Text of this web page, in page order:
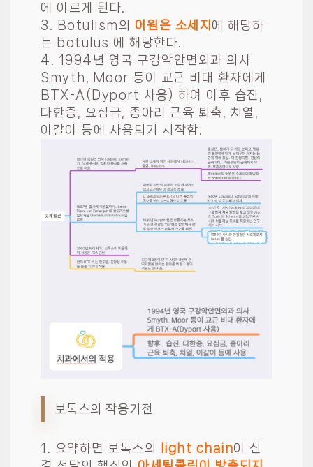
에 이르게 된다.
3. Botulism의
어원은 소세지 에 해당하
는 botulus 에 해당한다.
4. 1994 년 영국 구강악안면외과 의사
Smyth, Moor 등이 교근 비대 환자에게
BTX-A(Dyport 사용) 하여 이후 습진,
다한증, 요심금, 종아리 근육 퇴축, 치열,
이갈이 등에 사용되기 시작함.
보톡스의 작용기전
1. 요약하면 보톡스의 light chain이 신